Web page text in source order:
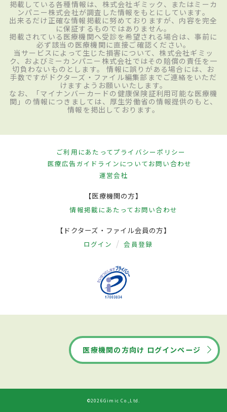
掲載している各種情報は、株式会社ギミック、またはミーカ
ンパニー株式会社が調査した情報をもとにしています。
出来るだけ正確な情報掲載に努めておりますが、内容を完全
に保証するものではありません。
掲載されている医療機関へ受診を希望される場合は、事前に
必ず該当の医療機関に直接ご確認ください。
当サービスによって生じた損害について、株式会社ギミッ
ク、およびミーカンパニー株式会社ではその賠償の責任を一
切負わないものとします。 情報に誤りがある場合には、お
手数ですがドクターズ・ファイル編集部までご連絡をいただ
けますようお願いいたします。
なお、「マイナンバーカードの健康保険証利用可能な医療機
関」の情報につきましては、厚生労働省の情報提供のもと、
情報を掲出しております。
ご利用にあたってプライバシーポリシー
医療広告ガイドラインについてお問い合わせ
運営会社
【医療機関の方】
情報掲載にあたって お問い合わせ
【ドクターズ・ファイル会員の方】
ログイン 会員登録
医療機関の方向け ログインページ
©2026Gimic Co.,Ltd.